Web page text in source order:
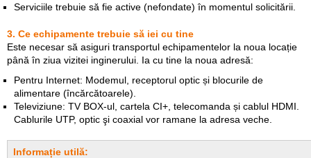
Serviciile trebuie să fie active (nefondate) în momentul solicitării.
3. Ce echipamente trebuie să iei cu tine
Este necesar să asiguri transportul echipamentelor la noua locație
până în ziua vizitei inginerului. Ia cu tine la noua adresă:
Pentru Internet: Modemul, receptorul optic și blocurile de
alimentare (încărcătoarele).
Televiziune: TV BOX-ul, cartela CI+, telecomanda și cablul HDMI.
Cablurile UTP, optic şi coaxial vor ramane la adresa veche.
Informație utilă: